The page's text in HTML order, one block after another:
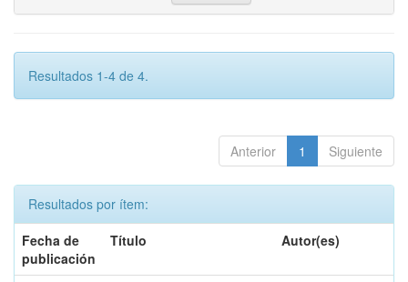
Resultados 1-4 de 4.
Anterior 1 Siguiente
Resultados por ítem:
Fecha de
publicación
Título Autor(es)